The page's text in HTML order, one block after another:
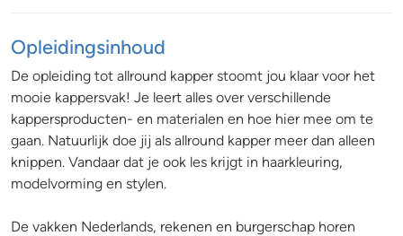
Opleidingsinhoud
De opleiding tot allround kapper stoomt jou klaar voor het
mooie kappersvak! Je leert alles over verschillende
kappersproducten- en materialen en hoe hier mee om te
gaan. Natuurlijk doe jij als allround kapper meer dan alleen
knippen. Vandaar dat je ook les krijgt in haarkleuring,
modelvorming en stylen.
De vakken Nederlands, rekenen en burgerschap horen